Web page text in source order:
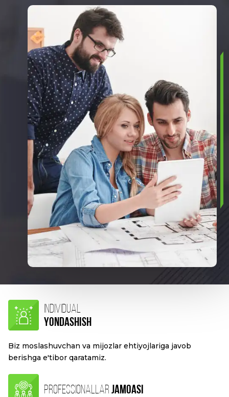
INDIVIDUAL
YONDASHISH
Biz moslashuvchan va mijozlar ehtiyojlariga javob
berishga e'tibor qaratamiz.
PROFESSIONALLAR JAMOASI